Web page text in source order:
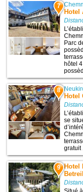
7
Hotel
Parc
hôtel
8
Hotel
se
gratuit
9 Hotel